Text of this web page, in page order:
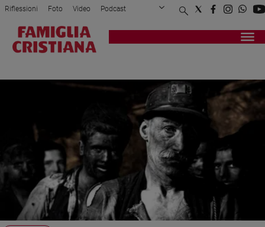
Attualità
giustizia
Sport
Interviste
Papa
Riflessioni Foto Video Podcast
Privacy Policy Chi siamo
Registrati Redazione